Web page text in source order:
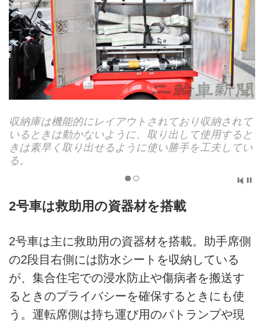
収納庫は機能的にレイアウトされており収納されて
いるときは動かないように、取り出して使用すると
きは素早く取り出せるように使い勝手を工夫してい
る。
2号車は救助用の資器材を搭載
2号車は主に救助用の資器材を搭載。助手席側
の2段目右側には防水シートを収納している
が、集合住宅での浸水防止や傷病者を搬送す
るときのプライバシーを確保するときにも使
う。運転席側は持ち運び用のパトランプや現